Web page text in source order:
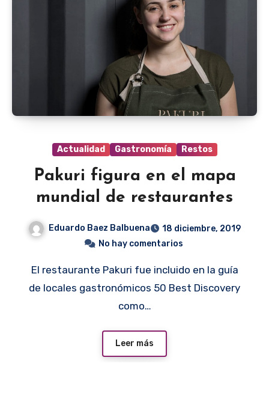
Actualidad Gastronomía Restos
Pakuri figura en el mapa
mundial de restaurantes
Eduardo Baez Balbuena
18 diciembre, 2019
No hay comentarios
El restaurante Pakuri fue incluido en la guía
de locales gastronómicos 50 Best Discovery
como…
Leer más